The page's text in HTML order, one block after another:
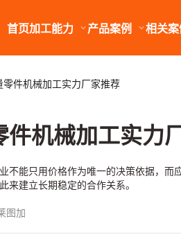
首页加工能力 产品案例 相关案
零件机械加工实力厂家推荐
件机械加工实力
不能只用价格作为唯一的决策依据，
来建立长期稳定的合作关系。
图加